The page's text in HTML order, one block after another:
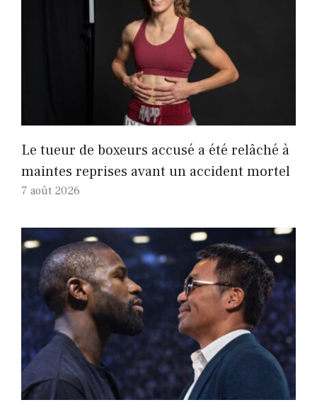
Le tueur de boxeurs accusé a été relâché à
maintes reprises avant un accident mortel
7 août 2026